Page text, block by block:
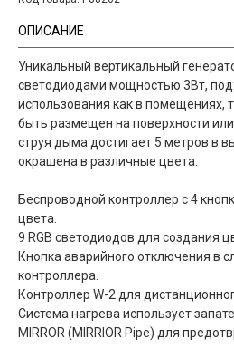
ОПИСАНИЕ
Уникальный вертикальный
светодиодами мощностью 3Вт,
использования как в помещениях,
быть размещен на поверхности
струя дыма достигает 5 метров в
окрашена в различные цвета.
Беспроводной контроллер с 4
цвета.
9 RGB светодиодов для создания
Кнопка аварийного отключения в
контроллера.
Контроллер W-2 для
Система нагрева использует
MIRROR (MIRRIOR Pipe) для